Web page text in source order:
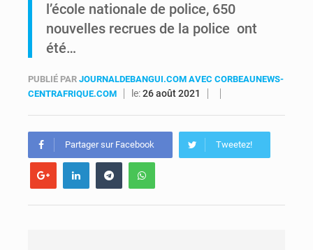
l’école nationale de police, 650
nouvelles recrues de la police ont
été…
PUBLIÉ PAR JOURNALDEBANGUI.COM AVEC CORBEAUNEWS-
CENTRAFRIQUE.COM
le:26 août 2021
Partager sur Facebook Tweetez!